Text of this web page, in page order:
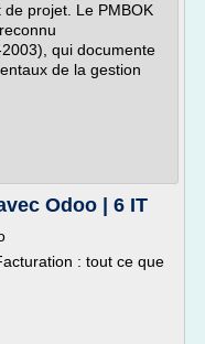
projet. Le PMBOK
qui documente
de la gestion
Odoo | 6 IT
: tout ce que